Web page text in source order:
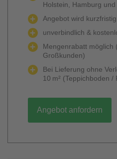
Holstein, Hamburg
Angebot wird
unverbindlich &
Mengenrabatt möglich
Großkunden)
Bei Lieferung ohne
10 m² (Teppichboden /
Angebot anfordern